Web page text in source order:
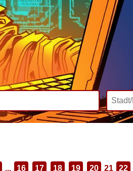
Inklusive
... 16 17 18 19 20 21
22